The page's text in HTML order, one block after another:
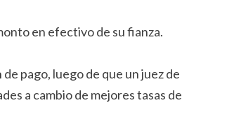
en efectivo de su fianza.
pago, luego de que un juez de
a cambio de mejores tasas de